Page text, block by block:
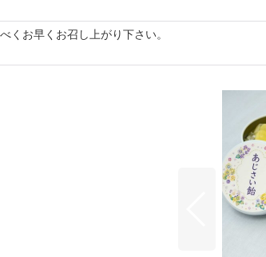
くお早くお召し上がり下さい。